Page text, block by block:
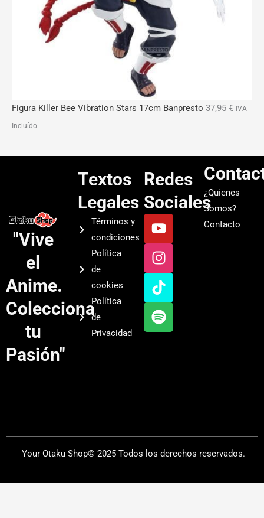
Figura Killer Bee Vibration Stars 17cm Banpresto 37,95 € IVA
Incluído
"Vive
el
Anime.
Colecciona
tu
Pasión"
Textos
Legales
Términos y
condiciones
Política
de
cookies
Política
de
Privacidad
Redes
Sociales
Y
o
u
t
u
b
e
I
n
s
t
a
g
r
a
T
i
k
t
o
k
S
p
o
t
i
f
y
¿Quienes
Somos?
Contacto
Your Otaku Shop© 2025 Todos los derechos reservados.